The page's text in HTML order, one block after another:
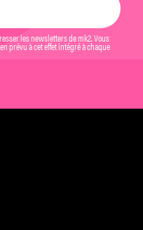
les newsletters de mk2. Vous
prévu à cet effet intégré à chaque